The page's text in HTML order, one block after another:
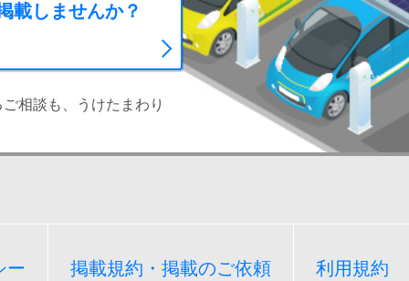
載しませんか？
相談も、うけたまわり
ー 掲載規約・掲載のご依頼 利用規約